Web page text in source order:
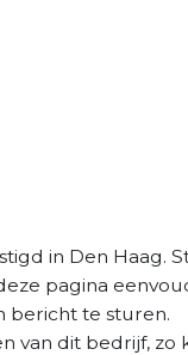
in Den Haag.
pagina
bericht te sturen.
van dit bedrijf, zo